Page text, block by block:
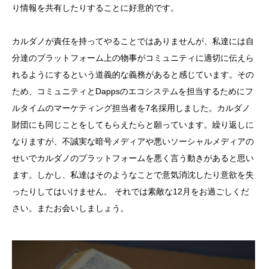
り情報を共有したりすることに好意的です。
カルダノが責任を持ってやることではありませんが、私達には自
分達のプラットフォーム上の物事がコミュニティに適切に伝えら
れるようにするという道義的な義務があると感じています。その
ため、コミュニティとDappsのエコシステムを担当するためにフ
ルタイムのマーケティング担当者を7名採用しました。カルダノ
財団にも同じことをしてもらえたらと願っています。繰り返しに
なりますが、不誠実な暗号メディアや悪いソーシャルメディアの
せいでカルダノのプラットフォームを悪く言う動きがあると思い
ます。しかし、私達はそのようなことで意気消沈したり意欲を失
ったりしてはいけません。 それでは素敵な12月をお過ごしくだ
さい。またお会いしましょう。